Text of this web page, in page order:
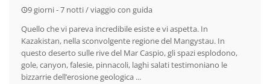
9 giorni - 7 notti / viaggio con guida
Quello che vi pareva incredibile esiste e vi aspetta. In
Kazakistan, nella sconvolgente regione del Mangystau. In
questo deserto sulle rive del Mar Caspio, gli spazi esplodono,
gole, canyon, falesie, pinnacoli, laghi salati testimoniano le
bizzarrie dell’erosione geologica ...